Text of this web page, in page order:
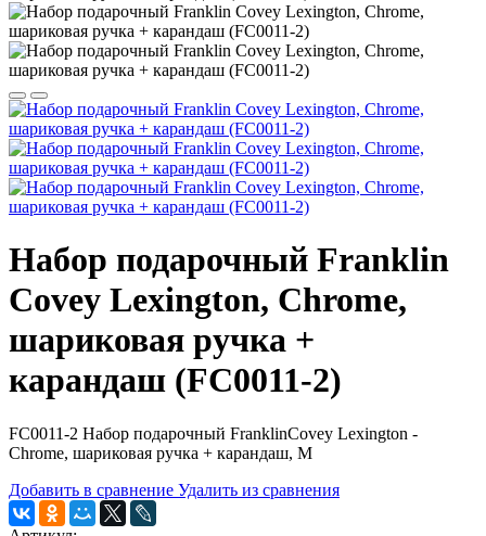
Набор подарочный Franklin
Covey Lexington, Chrome,
шариковая ручка +
карандаш (FC0011-2)
FC0011-2 Набор подарочный FranklinCovey Lexington -
Chrome, шариковая ручка + карандаш, M
Добавить в сравнение Удалить из сравнения